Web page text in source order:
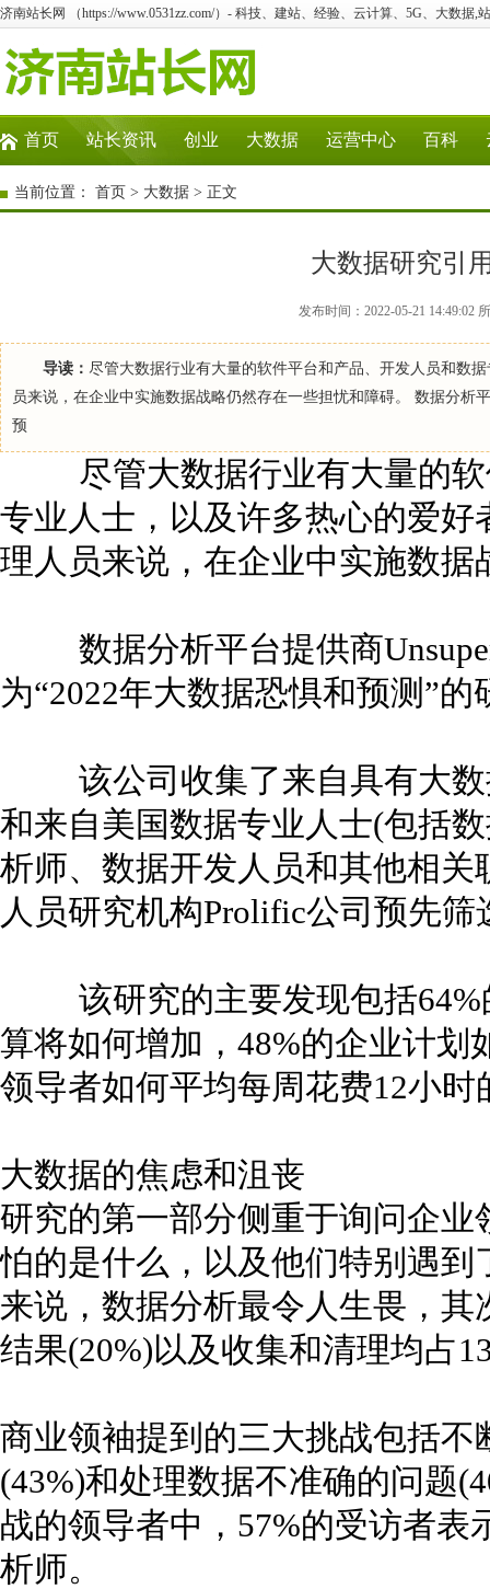
济南站长网 （https://www.0531zz.com/）- 科技、建站、经验、云计算、5G、大数据,
首页 站长资讯 创业 大数据 运营中心 百科
当前位置： 首页 > 大数据 > 正文
大数据研究引
发布时间：2022-05-21 14:49:02
导读： 尽管大数据行业有大量的软件平台和产品、开发人员和数
员来说，在企业中实施数据战略仍然存在一些担忧和障碍。 数据分析
预
尽管大数据行业有大量的软
专业人士，以及许多热心的爱
理人员来说，在企业中实施数
数据分析平台提供商
为“2022年大数据恐惧和预测”的
该公司收集了来自具有大数
和来自美国数据专业人士(包括
析师、数据开发人员和其他相
人员研究机构Prolific公司预先筛
该研究的主要发现包括64%
算将如何增加，48%的企业计
领导者如何平均每周花费12小
大数据的焦虑和沮丧
研究的第一部分侧重于询问企
怕的是什么，以及他们特别遇
来说，数据分析最令人生畏，
结果(20%)以及收集和清理均占
商业领袖提到的三大挑战包括不
(43%)和处理数据不准确的问题
战的领导者中，57%的受访者
析师。